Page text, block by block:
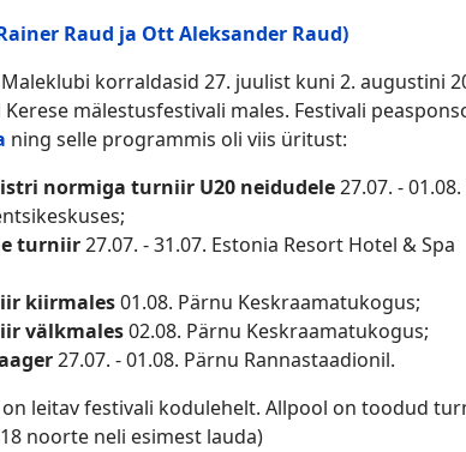
Raud ja Ott Aleksander Raud)
korraldasid 27. juulist kuni 2. augustini
mälestusfestivali males. Festivali
ning selle programmis oli viis üritust:
normiga turniir U20 neidudele27.07. -
turniir27.07. - 31.07. Estonia Resort Hotel & Spa
kiirmales01.08. Pärnu Keskraamatukogus;
välkmales02.08. Pärnu Keskraamatukogus;
27.07. - 01.08. Pärnu Rannastaadionil.
leitav festivali kodulehelt. Allpool on toodud
noorte neli esimest lauda)